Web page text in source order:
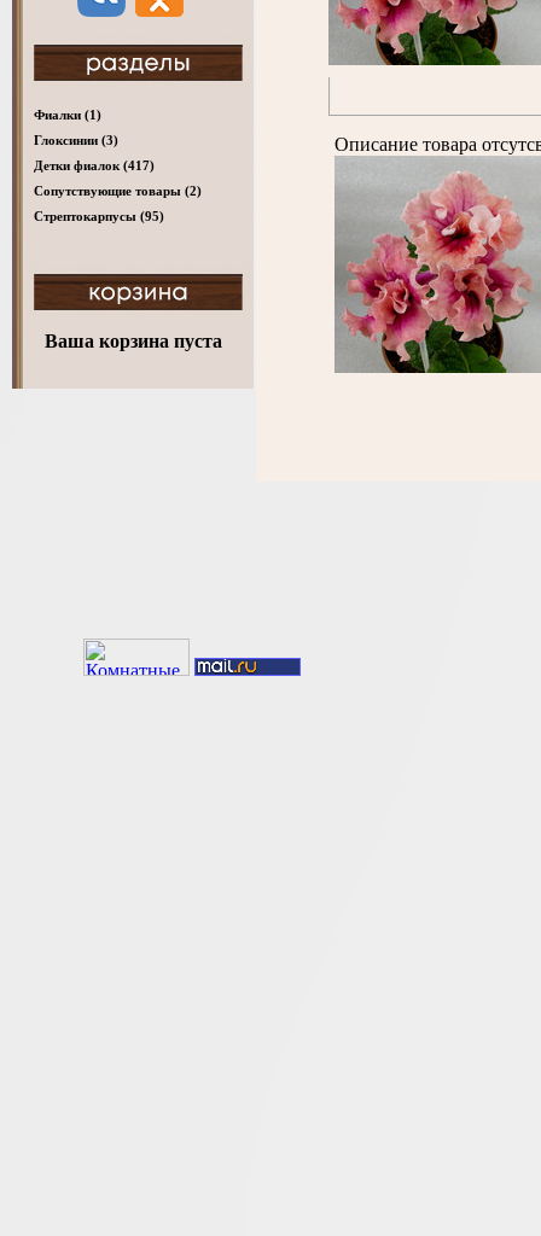
Фиалки (1)
Глоксинии (3)
Детки фиалок (417)
Cопутствующие товары (2)
Стрептокарпусы (95)
Ваша корзина пуста
Описание товара